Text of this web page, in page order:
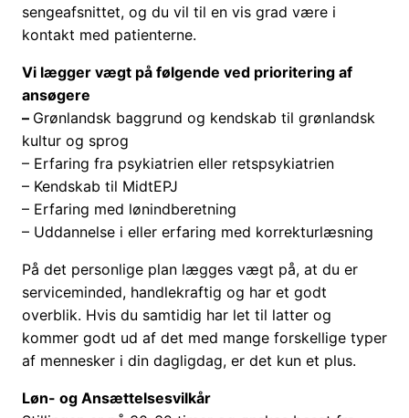
sengeafsnittet, og du vil til en vis grad være i
kontakt med patienterne.
Vi lægger vægt på følgende ved prioritering af
ansøgere
– Grønlandsk baggrund og kendskab til grønlandsk
kultur og sprog
– Erfaring fra psykiatrien eller retspsykiatrien
– Kendskab til MidtEPJ
– Erfaring med lønindberetning
– Uddannelse i eller erfaring med korrekturlæsning
På det personlige plan lægges vægt på, at du er
serviceminded, handlekraftig og har et godt
overblik. Hvis du samtidig har let til latter og
kommer godt ud af det med mange forskellige typer
af mennesker i din dagligdag, er det kun et plus.
Løn- og Ansættelsesvilkår